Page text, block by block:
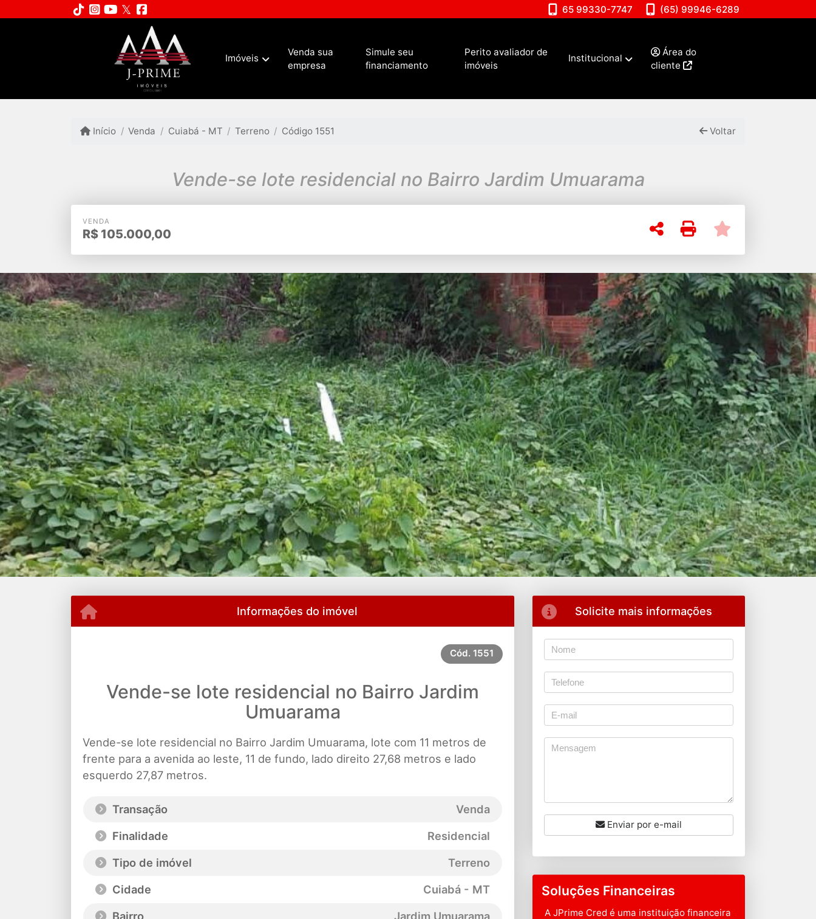
65 99330-7747 (65) 99946-6289
Imóveis
Venda sua
empresa
Simule seu
financiamento
Perito avaliador de
imóveis
Institucional
Área do
cliente
Início Venda Cuiabá - MT Terreno Código 1551 Voltar
Vende-se lote residencial no Bairro Jardim Umuarama
VENDA
R$ 105.000,00
Informações do imóvel
Cód. 1551
Vende-se lote residencial no Bairro Jardim
Umuarama
Vende-se lote residencial no Bairro Jardim Umuarama, lote com 11 metros de
frente para a avenida ao leste, 11 de fundo, lado direito 27,68 metros e lado
esquerdo 27,87 metros.
Transação
Venda
Finalidade
Residencial
Tipo de imóvel
Terreno
Cidade
Cuiabá - MT
Bairro
Jardim Umuarama
Solicite mais informações
Enviar por e-mail
Soluções Financeiras
A JPrime Cred é uma instituição financeira